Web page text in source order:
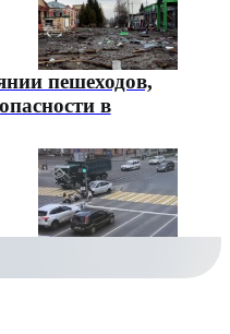
пешеходов,
в